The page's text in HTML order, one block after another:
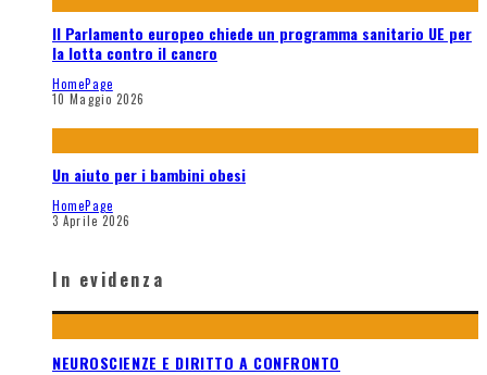
Il Parlamento europeo chiede un programma sanitario UE per
la lotta contro il cancro
HomePage
10 Maggio 2026
Un aiuto per i bambini obesi
HomePage
3 Aprile 2026
In evidenza
NEUROSCIENZE E DIRITTO A CONFRONTO